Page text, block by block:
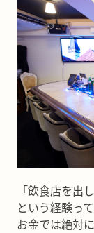
「飲食店を出
という経験って
お金では絶対